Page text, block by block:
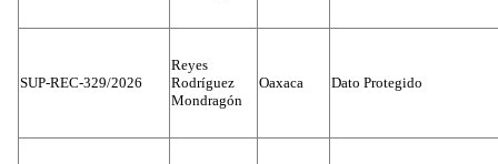
SUP-REC-329/2026
Reyes
Rodríguez
Mondragón
Oaxaca Dato Protegido